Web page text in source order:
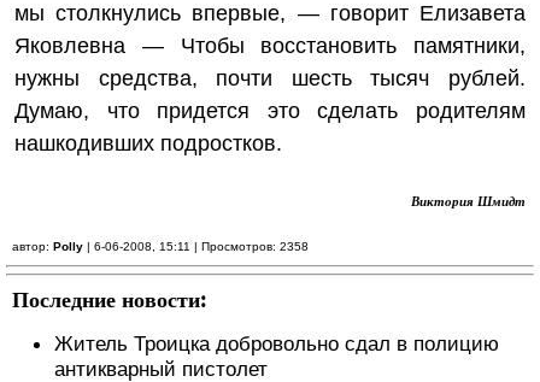
мы столкнулись впервые, — говорит Елизавета
Яковлевна — Чтобы восстановить памятники,
нужны средства, почти шесть тысяч рублей.
Думаю, что придется это сделать родителям
нашкодивших подростков.
Виктория Шмидт
автор: Polly | 6-06-2008, 15:11 | Просмотров: 2358
Последние новости:
Житель Троицка добровольно сдал в полицию
антикварный пистолет